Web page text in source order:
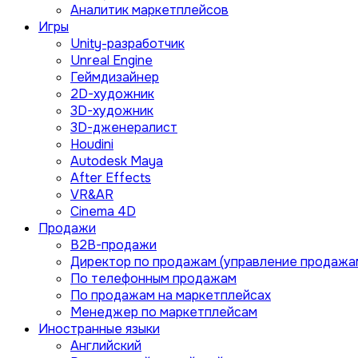
Аналитик маркетплейсов
Игры
Unity-разработчик
Unreal Engine
Геймдизайнер
2D-художник
3D-художник
3D-дженералист
Houdini
Autodesk Maya
After Effects
VR&AR
Cinema 4D
Продажи
B2B-продажи
Директор по продажам (управление
По телефонным продажам
По продажам на маркетплейсах
Менеджер по маркетплейсам
Иностранные языки
Английский